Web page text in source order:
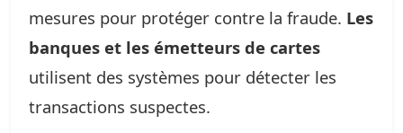
mesures pour protéger contre la fraude. Les
banques et les émetteurs de cartes
utilisent des systèmes pour détecter les
transactions suspectes.